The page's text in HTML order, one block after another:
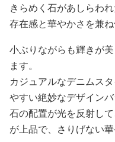
きらめく石があしらわ
存在感と華やかさを兼
小ぶりながらも輝きが
ます。
カジュアルなデニムス
やすい絶妙なデザインバ
石の配置が光を反射し
が上品で、さりげない華